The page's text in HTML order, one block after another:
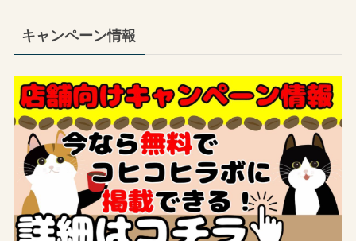
キャンペーン情報